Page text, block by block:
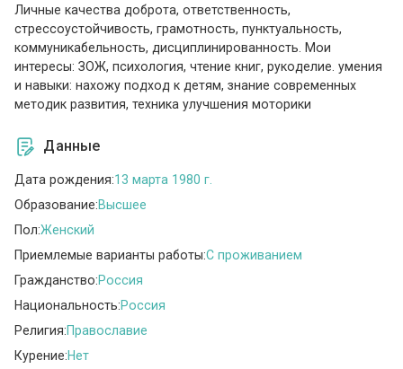
Личные качества доброта, ответственность,
стрессоустойчивость, грамотность, пунктуальность,
коммуникабельность, дисциплинированность. Мои
интересы: ЗОЖ, психология, чтение книг, рукоделие. умения
и навыки: нахожу подход к детям, знание современных
методик развития, техника улучшения моторики
Данные
Дата рождения:13 марта 1980 г.
Образование:Высшее
Пол:Женский
Приемлемые варианты работы:C проживанием
Гражданство:Россия
Национальность:Россия
Религия:Православие
Курение:Нет